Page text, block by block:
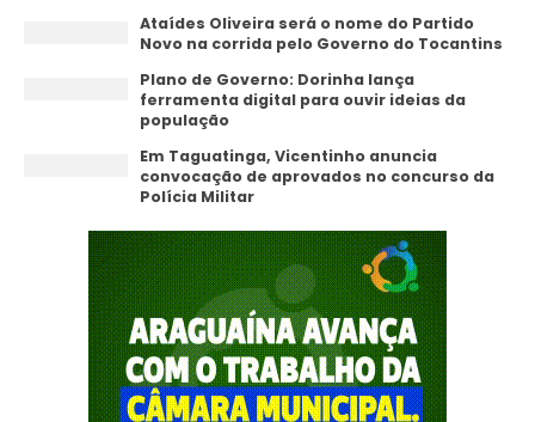
Ataídes Oliveira será o nome do Partido
Novo na corrida pelo Governo do Tocantins
Plano de Governo: Dorinha lança
ferramenta digital para ouvir ideias da
população
Em Taguatinga, Vicentinho anuncia
convocação de aprovados no concurso da
Polícia Militar